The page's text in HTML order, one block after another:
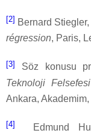
[2] Bernard
régression, Paris,
[3]
Söz konusu
Teknoloji
Ankara, Akademim,
[4] Edmund